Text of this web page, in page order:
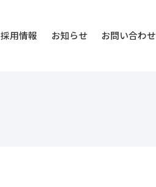
採用情報 お知らせ お問い合わせ